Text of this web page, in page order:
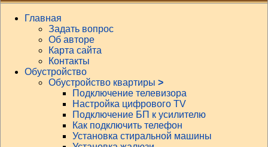
Главная
Задать вопрос
Об авторе
Карта сайта
Контакты
Обустройство
Обустройство квартиры >
Подключение телевизора
Настройка цифрового TV
Подключение БП к усилителю
Как подключить телефон
Установка стиральной машины